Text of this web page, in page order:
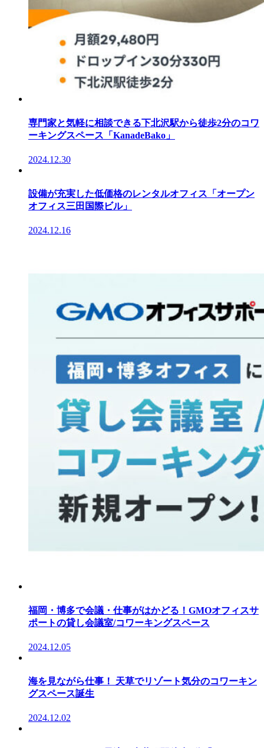
専門家と気軽に相談できる下北沢駅から徒歩2分のコワ
ーキングスペース「KanadeBako」
2024.12.30
設備が充実した低価格のレンタルオフィス「オープン
オフィス三田国際ビル」
2024.12.16
福岡・博多で会議・仕事がはかどる！GMOオフィスサ
ポートの貸し会議室/コワーキングスペース
2024.12.05
海を見ながら仕事！ 天草でリゾート気分のコワーキン
グスペース誕生
2024.12.02